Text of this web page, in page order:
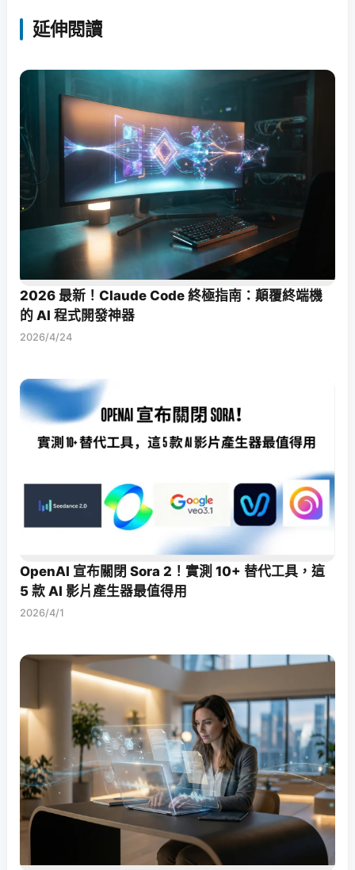
延伸閱讀
2026 最新！Claude Code 終極指南：顛覆終端機
的 AI 程式開發神器
2026/4/24
OpenAI 宣布關閉 Sora 2！實測 10+ 替代工具，這
5 款 AI 影片產生器最值得用
2026/4/1